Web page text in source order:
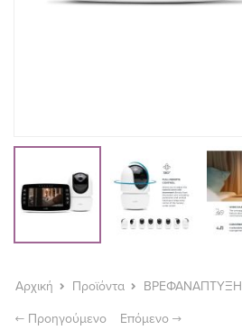
Αρχική Προϊόντα ΒΡΕΦΑΝΑΠΤΥΞΗ
Προηγούμενο Επόμενο